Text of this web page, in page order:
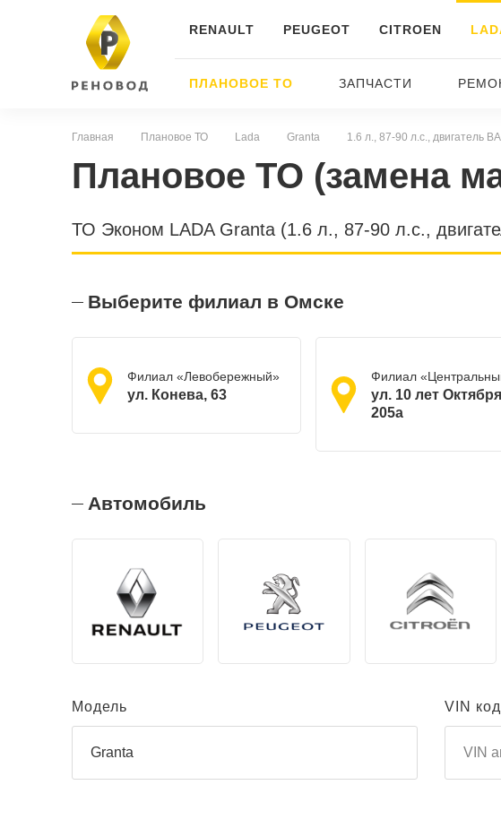
RENAULT PEUGEOT CITROEN
ПЛАНОВОЕ ТО ЗАПЧАСТИ
Главная Плановое ТО Lada Granta 1.6 л., 87-90 л.с., двигатель
Плановое ТО (замена
ТО Эконом LADA Granta (1.6 л., 87-90 л.с.,
Выберите филиал в Омске
Филиал «Левобережный»
ул. Конева, 63
Филиал
ул. 10 лет
205а
Автомобиль
Модель VIN код